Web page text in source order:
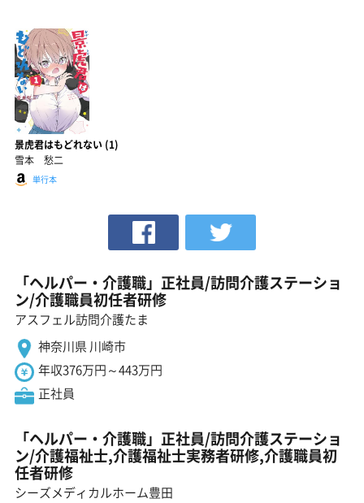
景虎君はもどれない (1)
雪本 愁二
単行本
「ヘルパー・介護職」正社員/訪問介護ステーショ
ン/介護職員初任者研修
アスフェル訪問介護たま
神奈川県 川崎市
年収376万円～443万円
正社員
「ヘルパー・介護職」正社員/訪問介護ステーショ
ン/介護福祉士,介護福祉士実務者研修,介護職員初
任者研修
シーズメディカルホーム豊田